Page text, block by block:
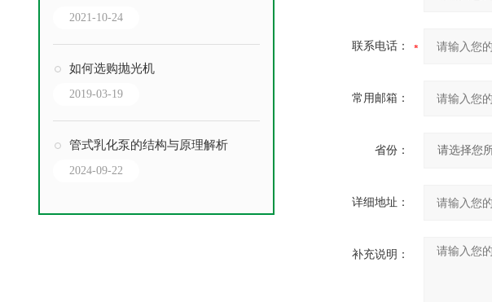
2021-10-24
如何选购抛光机
2019-03-19
管式乳化泵的结构与原理解析
2024-09-22
联系电话：
常用邮箱：
省份：
详细地址：
补充说明：